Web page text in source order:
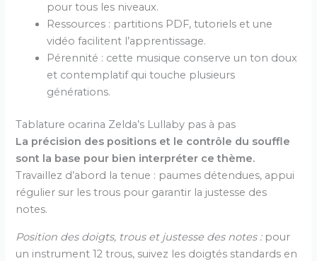
pour tous les niveaux.
Ressources : partitions PDF, tutoriels et une
vidéo facilitent l’apprentissage.
Pérennité : cette musique conserve un ton doux
et contemplatif qui touche plusieurs
générations.
Tablature ocarina Zelda’s Lullaby pas à pas
La précision des positions et le contrôle du souffle
sont la base pour bien interpréter ce thème.
Travaillez d’abord la tenue : paumes détendues, appui
régulier sur les trous pour garantir la justesse des
notes.
Position des doigts, trous et justesse des notes :pour
un instrument 12 trous, suivez les doigtés standards en